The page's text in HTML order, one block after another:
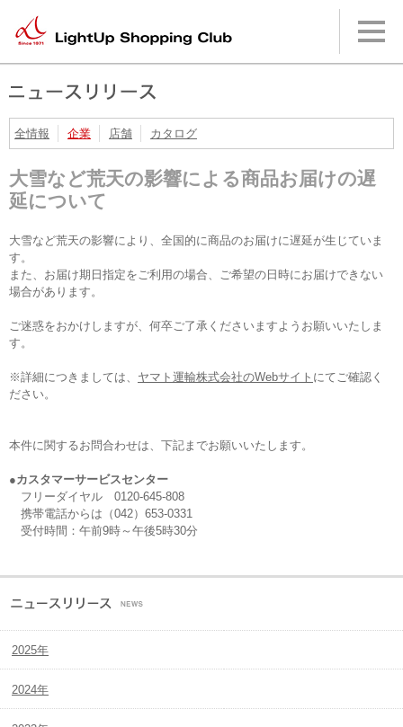
メ
ン
ュ
へ
全情報 企業 店舗 カタログ
大雪など荒天の影響による商品お届けの遅
延について
大雪など荒天の影響により、全国的に商品のお届けに遅延が生じていま
す。
また、お届け期日指定をご利用の場合、ご希望の日時にお届けできない
場合があります。
ご迷惑をおかけしますが、何卒ご了承くださいますようお願いいたしま
す。
※詳細につきましては、 ヤマト運輸株式会社のWebサイト にてご確認く
ださい。
本件に関するお問合わせは、下記までお願いいたします。
●カスタマーサービスセンター
フリーダイヤル 0120-645-808
携帯電話からは（042）653-0331
受付時間：午前9時～午後5時30分
2025年
2024年